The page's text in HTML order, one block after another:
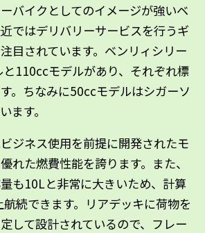
バイクとしてのイメージが強いベ
ではデリバリーサービスを行うギ
目されています。ベンリィシリー
110ccモデルがあり、それぞれ標
。ちなみに50ccモデルはシガーソ
ます。
ジネス使用を前提に開発されたモ
れた燃費性能を誇ります。また、
も10Lと非常に大きいため、計算
続できます。リアデッキに荷物を
して設計されているので、フレー